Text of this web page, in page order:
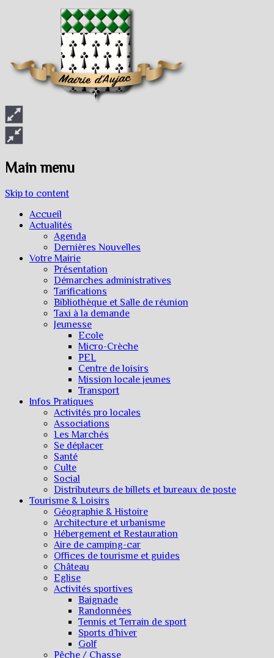
Main menu
Skip to content
Accueil
Actualités
Agenda
Dernières Nouvelles
Votre Mairie
Présentation
Démarches administratives
Tarifications
Bibliothèque et Salle de réunion
Taxi à la demande
Jeunesse
Ecole
Micro-Crèche
PEL
Centre de loisirs
Mission locale jeunes
Transport
Infos Pratiques
Activités pro locales
Associations
Les Marchés
Se déplacer
Santé
Culte
Social
Distributeurs de billets et bureaux de poste
Tourisme & Loisirs
Géographie & Histoire
Architecture et urbanisme
Hébergement et Restauration
Aire de camping-car
Offices de tourisme et guides
Château
Eglise
Activités sportives
Baignade
Randonnées
Tennis et Terrain de sport
Sports d’hiver
Golf
Pêche / Chasse